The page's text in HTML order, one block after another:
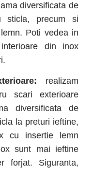
diversificata de
sticla, precum si
Poti vedea in
din inox
realizam
scari exterioare
diversificata de
la preturi ieftine,
cu insertie lemn
sunt mai ieftine
forjat. Siguranta,